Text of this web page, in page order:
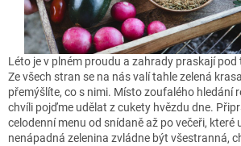
Léto je v plném proudu a zahrady praskají
Ze všech stran se na nás valí tahle zelená
přemýšlíte, co s nimi. Místo zoufalého hledání
chvíli pojďme udělat z cukety hvězdu dne.
celodenní menu od snídaně až po večeři, které
nenápadná zelenina zvládne být všestranná,